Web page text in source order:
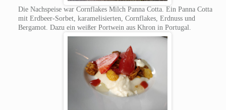
Die Nachspeise war Cornflakes Milch Panna Cotta. Ein Panna Cotta
mit Erdbeer-Sorbet, karamelisierten, Cornflakes, Erdnuss und
Bergamot. Dazu ein weißer Portwein aus Khron in Portugal.